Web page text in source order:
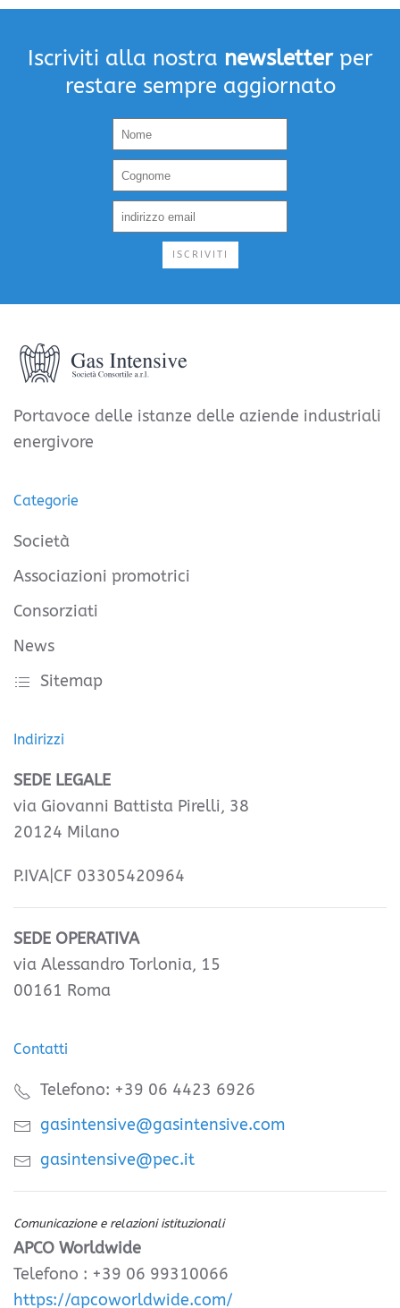
Iscriviti alla nostra newsletterper
restare sempre aggiornato
ISCRIVITI
Portavoce delle istanze delle aziende industriali
energivore
Categorie
Società
Associazioni promotrici
Consorziati
News
Sitemap
Indirizzi
SEDE LEGALE
via Giovanni Battista Pirelli, 38
20124 Milano
P.IVA|CF 03305420964
SEDE OPERATIVA
via Alessandro Torlonia, 15
00161 Roma
Contatti
Telefono: +39 06 4423 6926
gasintensive@gasintensive.com
gasintensive@pec.it
Comunicazione e relazioni istituzionali
APCO Worldwide
Telefono : +39 06 99310066
https://apcoworldwide.com/